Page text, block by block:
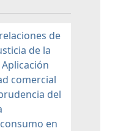
de
de la
comercial
del
en